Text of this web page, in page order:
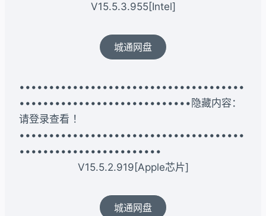
V15.5.3.955[Intel]
城通网盘
••••••••••••••••••••••••••••••••••••••
•••••••••••••••••••••••••••••隐藏内容：
请登录查看 ！
••••••••••••••••••••••••••••••••••••••
••••••••••••••••••••••••
V15.5.2.919[Apple芯片]
城通网盘